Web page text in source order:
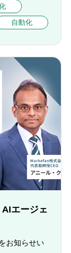
自動化
AIエージェ
お知らせい